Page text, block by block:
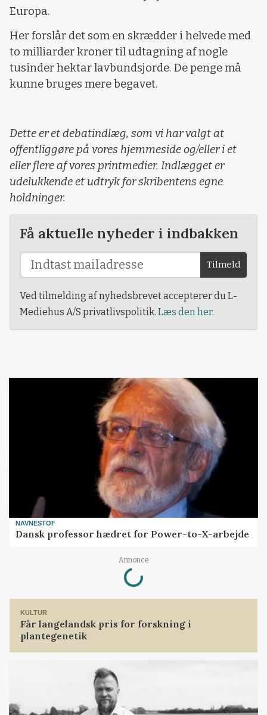
Europa.
Her forslår det som en skrædder i helvede med
to milliarder kroner til udtagning af nogle
tusinder hektar lavbundsjorde. De penge må
kunne bruges mere begavet.
Dette er et debatindlæg, som vi har valgt at
offentliggøre på vores hjemmeside og/eller i et
eller flere af vores printmedier. Indlægget er
udelukkende et udtryk for skribentens egne
holdninger.
Få aktuelle nyheder i indbakken
Tilmeld
Ved tilmelding af nyhedsbrevet accepterer du L-
Mediehus A/S privatlivspolitik. Læs den her.
NAVNESTOF
Dansk professor hædret for Power-to-X-arbejde
Annonce
Loading...
KULTUR
Får langelandsk pris for forskning i
plantegenetik